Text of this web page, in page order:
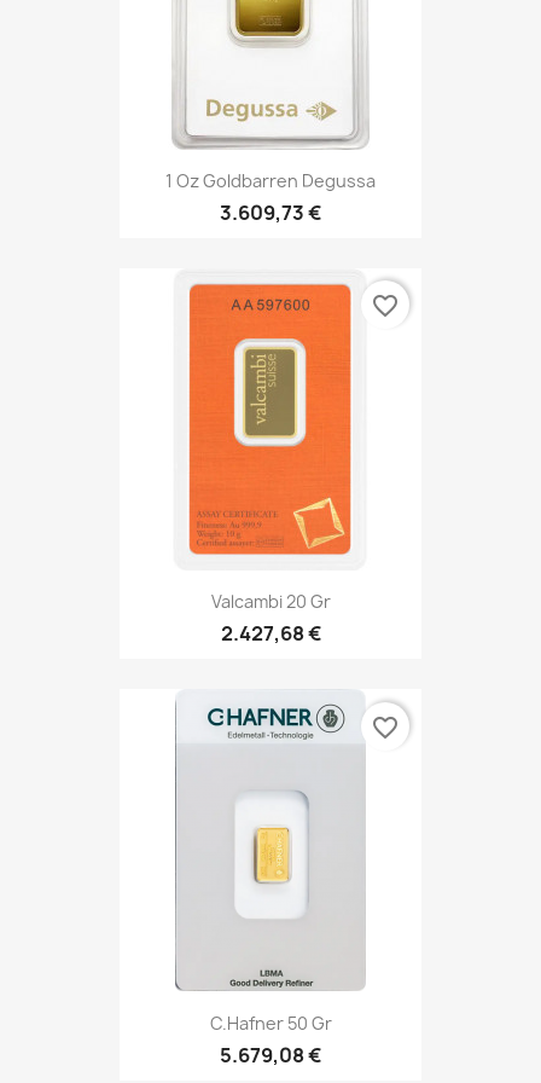
1 Oz Goldbarren Degussa
3.609,73 €
Valcambi 20 Gr
2.427,68 €
favorite_border
C.Hafner 50 Gr
5.679,08 €
favorite_border